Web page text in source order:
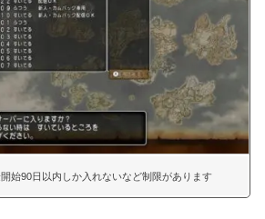
始90日以内しか入れないなど制限があります